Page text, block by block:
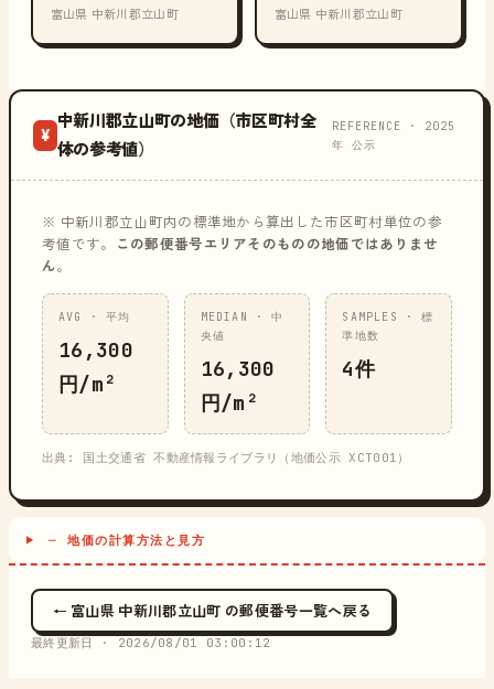
富山県 中新川郡立山町 富山県 中新川郡立山町
¥
中新川郡立山町の地価（市区町村全
体の参考値）
REFERENCE · 2025
年 公示
※ 中新川郡立山町内の標準地から算出した市区町村単位の参
考値です。
この郵便番号エリアそのものの地価ではありませ
ん。
AVG · 平均
16,300
円/m²
MEDIAN · 中
央値
16,300
円/m²
SAMPLES · 標
準地数
4件
出典: 国土交通省 不動産情報ライブラリ（地価公示 XCT001）
─ 地価の計算方法と見方
← 富山県 中新川郡立山町 の郵便番号一覧へ戻る
最終更新日 · 2026/08/01 03:00:12